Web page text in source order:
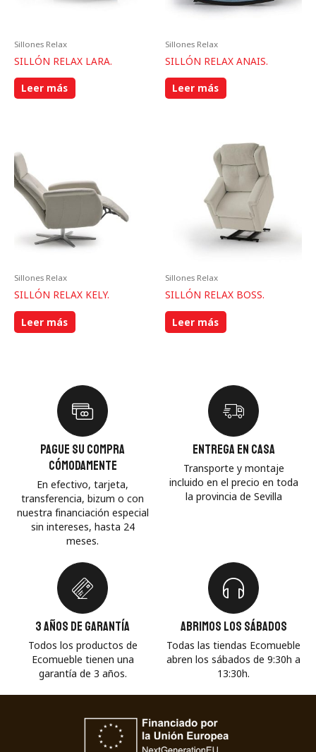
Sillones Relax
SILLÓN RELAX LARA.
Leer más
Sillones Relax
SILLÓN RELAX ANAIS.
Leer más
Sillones Relax
SILLÓN RELAX KELY.
Leer más
Sillones Relax
SILLÓN RELAX BOSS.
Leer más
Pague su compra
cómodamente
En efectivo, tarjeta,
transferencia, bizum o con
nuestra financiación especial
sin intereses, hasta 24
meses.
Entrega en casa
Transporte y montaje
incluido en el precio en toda
la provincia de Sevilla
3 años de garantía
Todos los productos de
Ecomueble tienen una
garantía de 3 años.
Abrimos los sábados
Todas las tiendas Ecomueble
abren los sábados de 9:30h a
13:30h.